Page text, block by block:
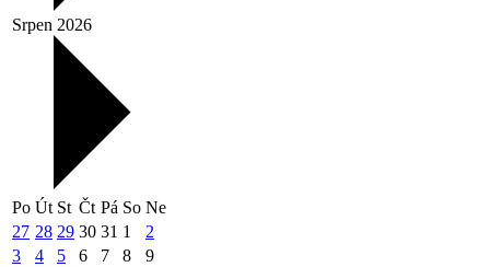
Srpen 2026
Po Út St Čt Pá So Ne
27 28 29 30 31 1
2
3
4 5 6 7 8
9